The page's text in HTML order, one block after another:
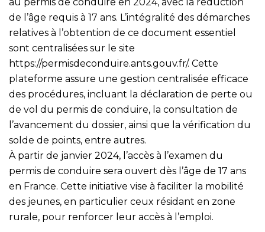
de l’âge requis à 17 ans. L’intégralité des démarches
relatives à l’obtention de ce document essentiel
sont centralisées sur le site
https://permisdeconduire.ants.gouv.fr/. Cette
plateforme assure une gestion centralisée efficace
des procédures, incluant la déclaration de perte ou
de vol du permis de conduire, la consultation de
l’avancement du dossier, ainsi que la vérification du
solde de points, entre autres.
À partir de janvier 2024, l’accès à l’examen du
permis de conduire sera ouvert dès l’âge de 17 ans
en France. Cette initiative vise à faciliter la mobilité
des jeunes, en particulier ceux résidant en zone
rurale, pour renforcer leur accès à l’emploi.